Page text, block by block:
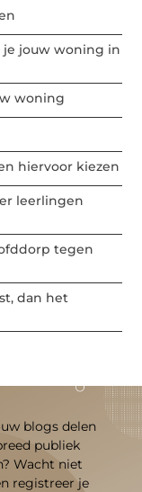
je jouw woning in
woning
hiervoor kiezen
leerlingen
tegen
dan het
blogs delen
publiek
Wacht niet
registreer je